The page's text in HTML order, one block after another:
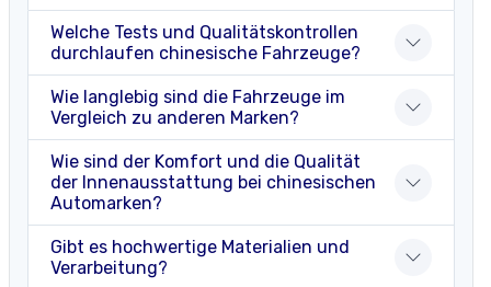
Welche Tests und Qualitätskontrollen
durchlaufen chinesische Fahrzeuge?
Wie langlebig sind die Fahrzeuge im
Vergleich zu anderen Marken?
Wie sind der Komfort und die Qualität
der Innenausstattung bei chinesischen
Automarken?
Gibt es hochwertige Materialien und
Verarbeitung?